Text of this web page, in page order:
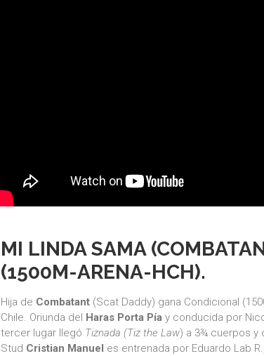
MI LINDA SAMA
(1500M-ARENA-HCH).
Hija de Combatant(Scat Daddy) gana Condicional
Chile. Oriunda del
Haras Porta Píay conducida por
tercer lugar llegó Tiznada (Tiz the Law) a 3¾ cuerpos y
Stud Cristian Manuel es entrenada por Eduardo Lab